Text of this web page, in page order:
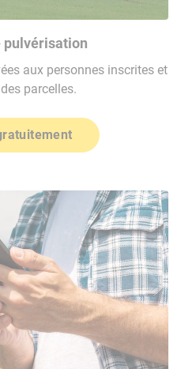
pulvérisation
aux personnes inscrites et
parcelles.